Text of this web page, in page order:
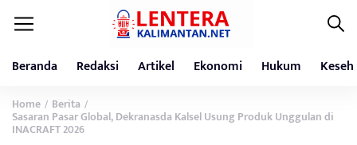
Beranda Redaksi Artikel Ekonomi Hukum
Home / Berita /
Sasaran Pasar Global, Dekranasda Kalsel Usung Produk Unggulan di
INACRAFT 2026